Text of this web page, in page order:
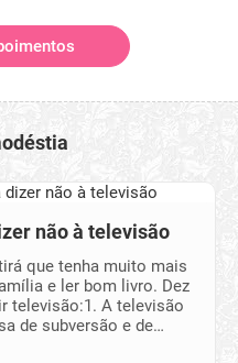
não à televisão
que tenha muito mais
e ler bom livro. Dez
televisão:1. A televisão
de subversão e de…